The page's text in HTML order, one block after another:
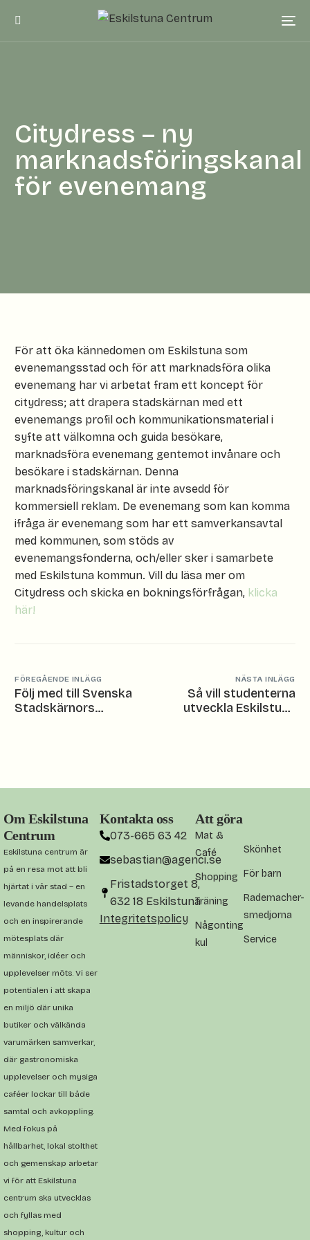
Citydress – ny
marknadsföringskanal
för evenemang
För att öka kännedomen om Eskilstuna som
evenemangsstad och för att marknadsföra olika
evenemang har vi arbetat fram ett koncept för
citydress; att drapera stadskärnan med ett
evenemangs profil och kommunikationsmaterial i
syfte att välkomna och guida besökare,
marknadsföra evenemang gentemot invånare och
besökare i stadskärnan. Denna
marknadsföringskanal är inte avsedd för
kommersiell reklam. De evenemang som kan komma
ifråga är evenemang som har ett samverkansavtal
med kommunen, som stöds av
evenemangsfonderna, och/eller sker i samarbete
med Eskilstuna kommun. Vill du läsa mer om
Citydress och skicka en bokningsförfrågan, klicka
här!
FÖREGÅENDE INLÄGG
Följ med till Svenska
Stadskärnors
NÄSTA INLÄGG
Så vill studenterna
utveckla Eskilstuna
Om Eskilstuna
Centrum
Eskilstuna centrum är
på en resa mot att bli
hjärtat i vår stad – en
levande handelsplats
och en inspirerande
mötesplats där
människor, idéer och
upplevelser möts. Vi ser
potentialen i att skapa
en miljö där unika
butiker och välkända
varumärken samverkar,
där gastronomiska
upplevelser och mysiga
caféer lockar till både
samtal och avkoppling.
Med fokus på
hållbarhet, lokal stolthet
och gemenskap arbetar
vi för att Eskilstuna
centrum ska utvecklas
och fyllas med
shopping, kultur och
Kontakta oss
073-665 63 42
sebastian@agenci.se
Fristadstorget 8,
632 18 Eskilstuna
Integritetspolicy
Att göra
Mat &
Café
Shopping
Träning
Någonting
kul
Skönhet
För barn
Rademacher-
smedjorna
Service